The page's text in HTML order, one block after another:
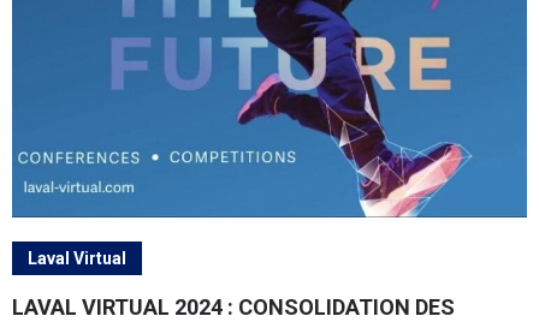
Laval Virtual
LAVAL VIRTUAL 2024 : CONSOLIDATION DES